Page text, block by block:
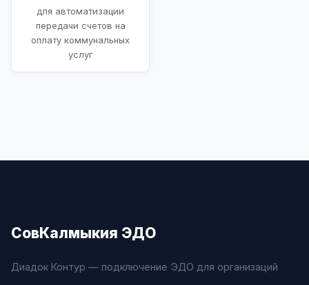
для автоматизации
передачи счетов на
оплату коммунальных
услуг
СовКалмыкия ЭДО
Диадок Контур — подключение ЭДО для организаций